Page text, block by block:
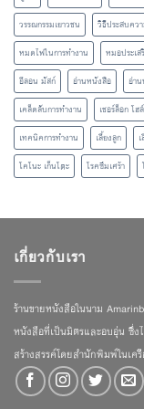
วรรณกรรมเยาวชน
วิธีประสบควา
หมดไฟในการทำงาน
หมอประเส
อีลอน มัสก์
อ่านหนังสือ
อ่า
เคล็ดลับการทำงาน
เชอร์ล็อก โฮ
เทคนิคการทำงาน
เลี้ยงลูก
โคโนะ เก็นโตะ
โรคซึมเศร้า
เกี่ยวกับเรา
ร้านขายหนังสือในนาม
หนังสือที่เป็นมิตรและอบอุ่น ซึ่
สร้างสรรค์โดยสำนักพิมพ์ในเค